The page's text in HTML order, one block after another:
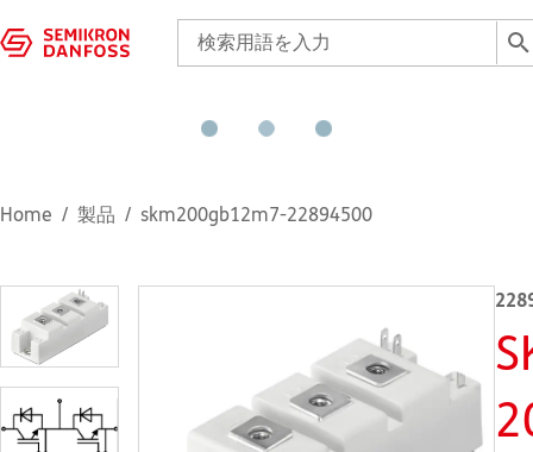
Home 製品 skm200gb12m7-22894500